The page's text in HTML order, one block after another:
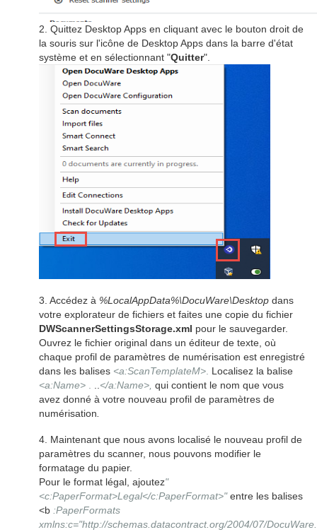
2. Quittez Desktop Apps en cliquant avec le bouton droit de
la souris sur l'icône de Desktop Apps dans la barre d'état
système et en sélectionnant "Quitter".
3. Accédez à %LocalAppData%\DocuWare\Desktop dans
votre explorateur de fichiers et faites une copie du fichier
DWScannerSettingsStorage.xml pour le sauvegarder.
Ouvrez le fichier original dans un éditeur de texte, où
chaque profil de paramètres de numérisation est enregistré
dans les balises <a:ScanTemplateM> Localisez la balise
<a:Name>
</a:Name>, qui contient le nom que vous
avez donné à votre nouveau profil de paramètres de
numérisation
4. Maintenant que nous avons localisé le nouveau profil de
paramètres du scanner, nous pouvons modifier le
formatage du papier.
Pour le format légal, ajoutez"
<c:PaperFormat>Legal</c:PaperFormat>"entre les balises
<b :PaperFormats
xmlns:c="http://schemas.datacontract.org/2004/07/